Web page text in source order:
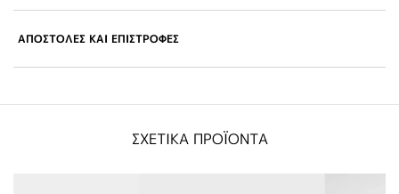
ΑΠΟΣΤΟΛΕΣ ΚΑΙ ΕΠΙΣΤΡΟΦΕΣ
ΣΧΕΤΙΚΑ ΠΡΟΪΟΝΤΑ